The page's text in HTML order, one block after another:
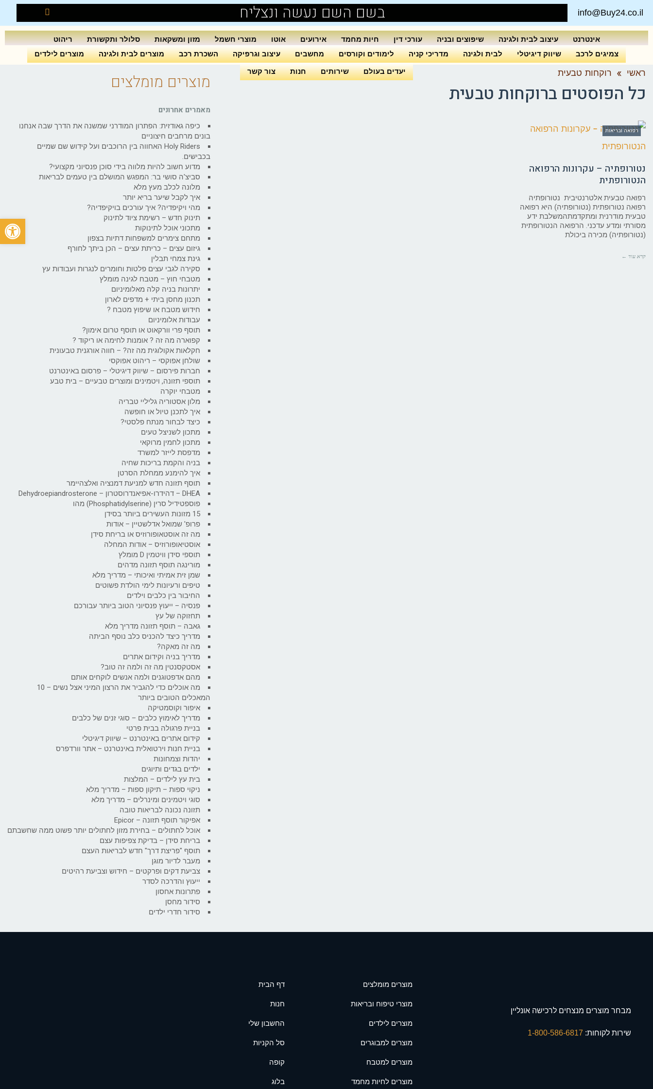
info@Buy24.co.il בשם השם נעשה ונצליח
אינטרנט עיצוב לבית ולגינה שיפוצים ובניה עורכי דין חיות מחמד אירועים אוטו מוצרי חשמל מזון ומשקאות סלולר ותקשורת
ריהוט
צמיגים לרכב
שיווק דיגיטלי לבית ולגינה מדריכי קניה לימודים וקורסים מחשבים עיצוב וגרפיקה השכרת רכב מוצרים לבית ולגינה מוצרים לילדים
יעדים בעולם שירותים חנות צור קשר ראשי » רוקחות טבעית
כל הפוסטים ברוקחות טבעית
רפואה ובריאות
נטורופתיה – עקרונות הרפואה
הנטורופתית
רפואה טבעית אלטרנטיבית נטורופתיה
רפואה נטורופתית (נטורופתיה) היא רפואה
טבעית מודרנית ומתקדמתהמשלבת ידע
מסורתי ומדע עדכני. הרפואה הנטורופתית
(נטורופתיה) מכירה ביכולת
קרא עוד ←
מוצרים מומלצים
מאמרים אחרונים
כיפה גאודזית: הפתרון המודרני שמשנה את הדרך שבה אנחנו
בונים מרחבים חיצוניים
Holy Riders האחווה בין הרוכבים ועל קידוש שם שמיים
בכבישים.
מדוע חשוב להיות מלווה בידי סוכן פנסיוני מקצועי?
סביצ'ה סושי בר: המפגש המושלם בין טעמים לבריאות
מלונה לכלב מעץ מלא
איך לקבל שיער בריא יותר
מהי ויקיפדיה? איך עורכים בויקיפדיה?
תינוק חדש – רשימת ציוד לתינוק
מתכוני אוכל לתינוקות
מתחם צימרים למשפחות דתיות בצפון
גיזום עצים – כריתת עצים – הכן ביתך לחורף
גינת צמחי תבלין
סקירה לגבי עצים פלטות וחומרים לנגרות ועבודות עץ
מטבחי חוץ – מטבח לגינה מומלץ
יתרונות בניה קלה מאלומיניום
תכנון מחסן ביתי + מדפים לארון
חידוש מטבח או שיפוץ מטבח ?
עבודות אלומיניום
תוסף פרי וורקאוט או תוסף טרום אימון?
קפוארה מה זה ? אומנות לחימה או ריקוד ?
חקלאות אקולוגית מה זה? – חווה אורגנית טבעונית
שולחן אפוקסי – ריהוט אפוקסי
חברות פירסום – שיווק דיגיטלי – פרסום באינטרנט
תוספי תזונה, ויטמינים ומוצרים טבעיים – בית טבע
מטבחי יוקרה
מלון אסטוריה גליליי טבריה
איך לתכנן טיול או חופשה
כיצד לבחור מנתח פלסטי?
מתכון לשניצל טעים
מתכון לחמין מרוקאי
מדפסת לייזר למשרד
בניה והקמת בריכות שחיה
איך להימנע ממחלת הסרטן
תוסף תזונה חדש למניעת דמנציה ואלצהיימר
DHEA – דהידרו-אפיאנדרוסטרון – Dehydroepiandrosterone
פוספטידיל סרין (Phosphatidylserine) מהו
15 מזונות העשירים ביותר בסידן
פרופ' שמואל אדלשטיין – אודות
מה זה אוסטאופורוזיס או בריחת סידן
אוסטיאופורוזיס – אודות המחלה
תוספי סידן וויטמין D מומלץ
מורינגה תוסף תזונה מדהים
שמן זית אמיתי ואיכותי – מדריך מלא
טיפים ורעיונות לימי הולדת פשוטים
החיבור בין כלבים וילדים
פנסיה – ייעוץ פנסיוני הטוב ביותר עבורכם
תחזוקה של עץ
גאבה – תוסף תזונה מדריך מלא
מדריך כיצד להכניס כלב נוסף הביתה
מה זה מאקה?
מדריך בניה וקידום אתרים
אסטקסנטין מה זה ולמה זה טוב?
מהם אדפטוגנים ולמה אנשים לוקחים אותם
מה אוכלים כדי להגביר את הרצון המיני אצל נשים – 10
המאכלים הטובים ביותר
איפור וקוסמטיקה
מדריך לאימוץ כלבים – סוגי זנים של כלבים
בניית פרגולה בבית פרטי
קידום אתרים באינטרנט – שיווק דיגיטלי
בניית חנות וירטואלית באינטרנט – אתר וורדפרס
יהדות וצמחונות
ילדים בגדים ותיוגים
בית עץ לילדים – המלצות
ניקוי ספות – תיקון ספות – מדריך מלא
סוגי ויטמינים ומינרלים – מדריך מלא
תזונה נכונה לבריאות טובה
אפיקור תוסף תזונה – Epicor
אוכל לחתולים – בחירת מזון לחתולים יותר פשוט ממה שחשבתם
בריחת סידן – בדיקת צפיפות עצם
תוסף "פריצת דרך" חדש לבריאות העצם
מעבר לדיור מוגן
צביעת דקים ופרקטים – חידוש וצביעת רהיטים
ייעוץ והדרכה לסדר
פתרונות אחסון
סידור מחסן
סידור חדרי ילדים
מבחר מוצרים מנצחים לרכישה אונליין
שירות לקוחות:
מוצרים מומלצים
מוצרי טיפוח ובריאות
מוצרים לילדים
מוצרים למבוגרים
מוצרים למטבח
מוצרים לחיות מחמד
דף הבית
חנות
החשבון שלי
סל הקניות
קופה
בלוג